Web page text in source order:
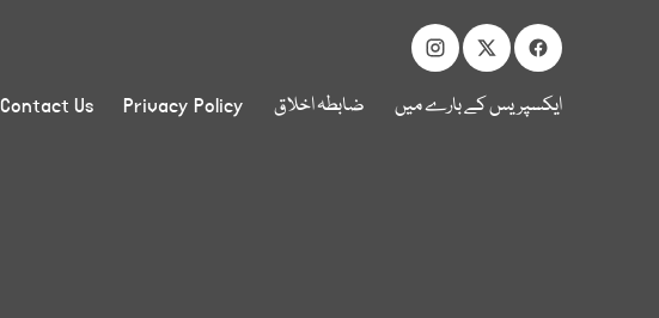
ایکسپریس کے بارے میں ضابطہ اخلاق Privacy Policy
Contact Us